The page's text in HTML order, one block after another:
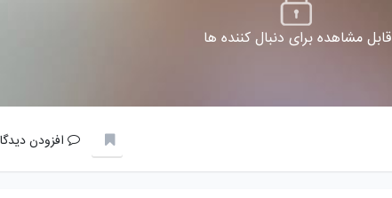
قابل مشاهده برای دنبال کننده ها
افزودن